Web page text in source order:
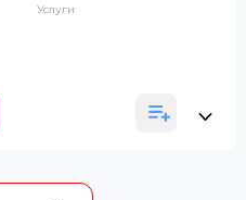
Услуги